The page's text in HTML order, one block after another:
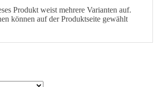
Produkt weist mehrere Varianten auf.
können auf der Produktseite gewählt